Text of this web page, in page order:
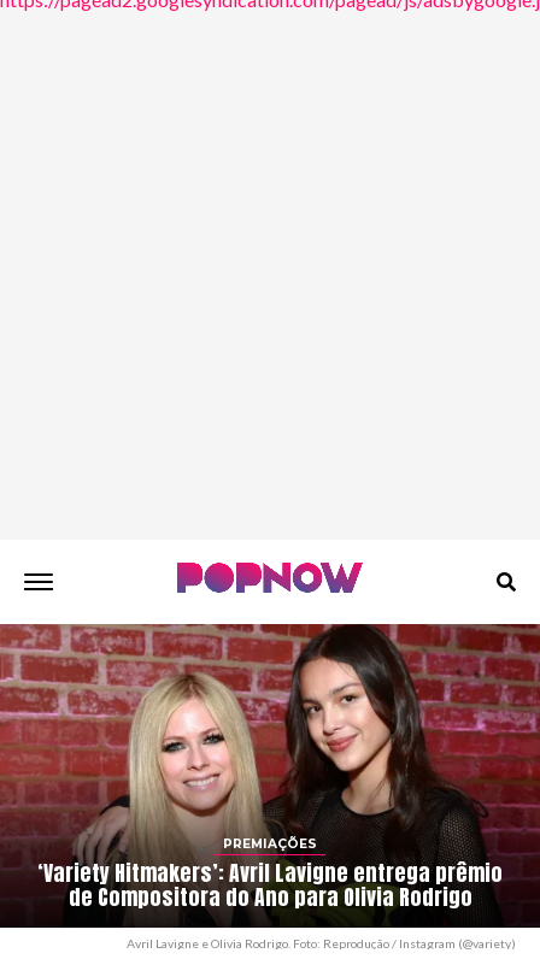
PREMIAÇÕES
‘Variety Hitmakers’: Avril Lavigne entrega prêmio
de Compositora do Ano para Olivia Rodrigo
Avril Lavigne e Olivia Rodrigo. Foto: Reprodução / Instagram (@variety)